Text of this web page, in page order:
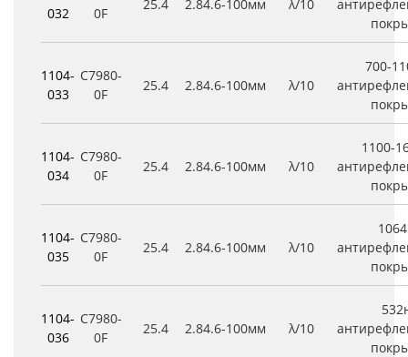
032
0F
25.4 2.84.6-100мм λ/10
1104-
033
C7980-
0F
25.4 2.84.6-100мм λ/10
700-
1104-
034
C7980-
0F
25.4 2.84.6-100мм λ/10
1100-
1104-
035
C7980-
0F
25.4 2.84.6-100мм λ/10
1104-
036
C7980-
0F
25.4 2.84.6-100мм λ/10